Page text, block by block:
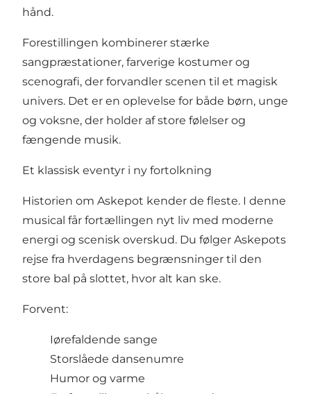
hånd.
Forestillingen kombinerer stærke
sangpræstationer, farverige kostumer og
scenografi, der forvandler scenen til et magisk
univers. Det er en oplevelse for både børn, unge
og voksne, der holder af store følelser og
fængende musik.
Et klassisk eventyr i ny fortolkning
Historien om Askepot kender de fleste. I denne
musical får fortællingen nyt liv med moderne
energi og scenisk overskud. Du følger Askepots
rejse fra hverdagens begrænsninger til den
store bal på slottet, hvor alt kan ske.
Forvent:
Iørefaldende sange
Storslåede dansenumre
Humor og varme